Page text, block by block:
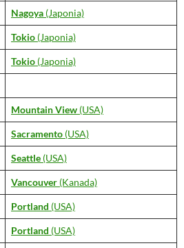
Nagoya (Japonia)
Tokio (Japonia)
Tokio (Japonia)
Mountain View (USA)
Sacramento (USA)
Seattle (USA)
Vancouver (Kanada)
Portland (USA)
Portland (USA)